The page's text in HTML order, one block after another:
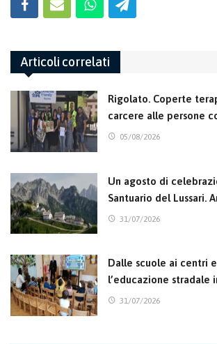
Articoli correlati
Rigolato. Coperte
carcere alle persone
05/08/2026
Un agosto di
Santuario del Lussari.
31/07/2026
Dalle scuole ai centri
l’educazione stradale
31/07/2026